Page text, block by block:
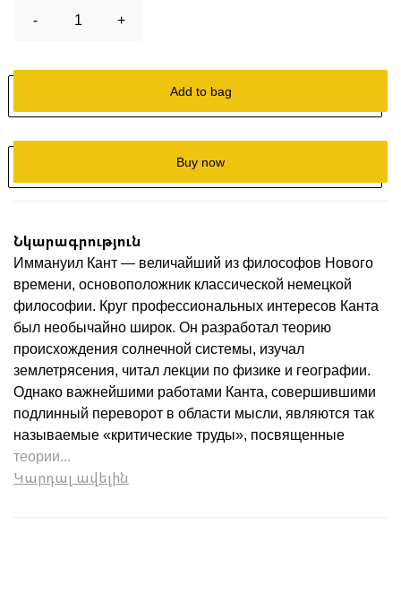
- 1 +
Add to bag
Buy now
Նկարագրություն
Иммануил Кант — величайший из философов Нового
времени, основоположник классической немецкой
философии. Круг профессиональных интересов Канта
был необычайно широк. Он разработал теорию
происхождения солнечной системы, изучал
землетрясения, читал лекции по физике и географии.
Однако важнейшими работами Канта, совершившими
подлинный переворот в области мысли, являются так
называемые «критические труды», посвященные
теории...
Կարդալ ավելին